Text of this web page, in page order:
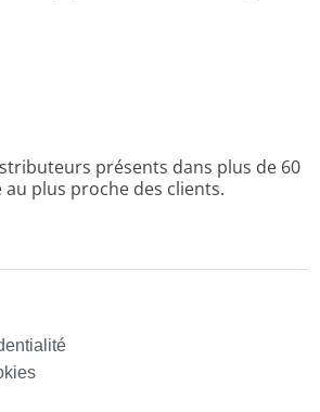
présents dans plus de 60
plus proche des clients.